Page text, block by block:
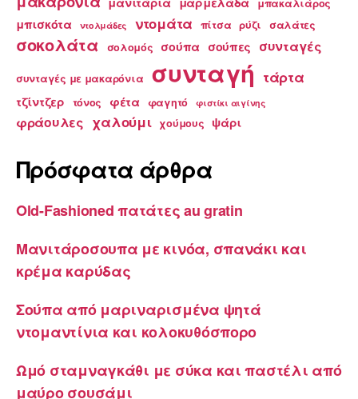
μπακαλιάρος
μπισκότα ντολμάδες ντομάτα πίτσα ρύζι σαλάτες
σοκολάτα σολομός σούπα σούπες συνταγές
συνταγές με μακαρόνια συνταγή τάρτα
τζίντζερ τόνος φέτα φαγητό φιστίκι αιγίνης
φράουλες χαλούμι χούμους ψάρι
Πρόσφατα άρθρα
Old-Fashioned πατάτες au gratin
Μανιτάροσουπα με κινόα, σπανάκι και
κρέμα καρύδας
Σούπα από μαριναρισμένα ψητά
ντομαντίνια και κολοκυθόσπορο
Ωμό σταμναγκάθι με σύκα και παστέλι από
μαύρο σουσάμι